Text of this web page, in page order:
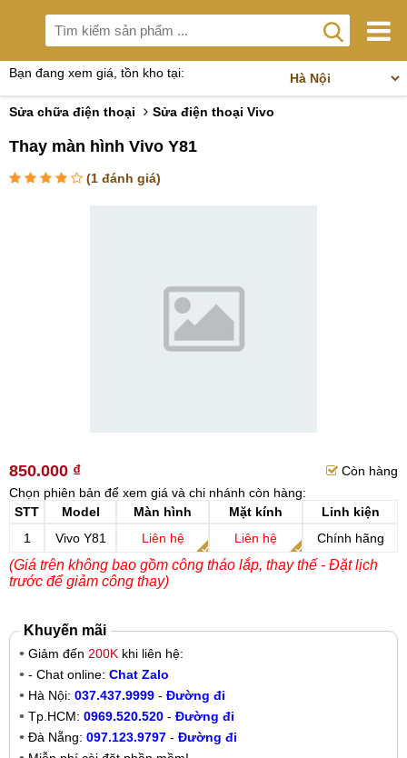
Bạn đang xem giá, tồn kho tại:
Sửa chữa điện thoại Sửa điện thoại Vivo
Thay màn hình Vivo Y81
(1 đánh giá)
850.000 ₫
Còn hàng
Chọn phiên bản để xem giá và chi nhánh còn hàng:
STT
Model Màn hình Mặt kính
Linh kiện
1
Vivo Y81 Liên hệ Liên hệ Chính hãng
(Giá trên không bao gồm công tháo lắp, thay thế - Đặt lịch
trước để giảm công thay)
Khuyến mãi
Giảm đến 200K khi liên hệ:
- Chat online: Chat Zalo
Hà Nội: 037.437.9999 - Đường đi
Tp.HCM: 0969.520.520 - Đường đi
Đà Nẵng: 097.123.9797 - Đường đi